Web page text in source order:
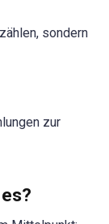
sondern
zur